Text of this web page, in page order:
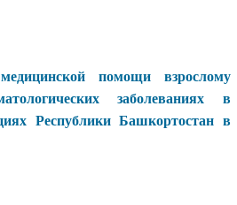
помощи взрослому
заболеваниях в
Республики Башкортостан в